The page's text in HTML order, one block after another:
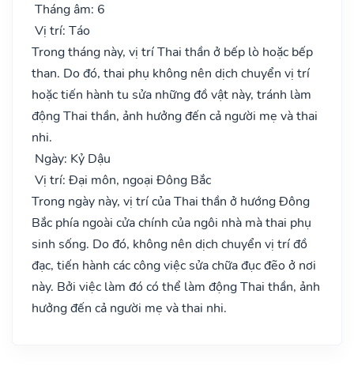
Tháng âm: 6
Vị trí: Táo
Trong tháng này, vị trí Thai thần ở bếp lò hoặc bếp
than. Do đó, thai phụ không nên dịch chuyển vị trí
hoặc tiến hành tu sửa những đồ vật này, tránh làm
động Thai thần, ảnh hưởng đến cả người mẹ và thai
nhi.
Ngày: Kỷ Dậu
Vị trí: Đại môn, ngoại Đông Bắc
Trong ngày này, vị trí của Thai thần ở hướng Đông
Bắc phía ngoài cửa chính của ngôi nhà mà thai phụ
sinh sống. Do đó, không nên dịch chuyển vị trí đồ
đạc, tiến hành các công việc sửa chữa đục đẽo ở nơi
này. Bởi việc làm đó có thể làm động Thai thần, ảnh
hưởng đến cả người mẹ và thai nhi.